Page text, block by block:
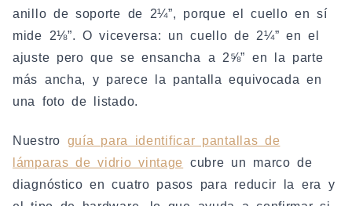
anillo de soporte de 2¼”, porque el cuello en sí
mide 2⅛”. O viceversa: un cuello de 2¼” en el
ajuste pero que se ensancha a 2⅝” en la parte
más ancha, y parece la pantalla equivocada en
una foto de listado.
Nuestro guía para identificar pantallas de
lámparas de vidrio vintage
cubre un marco de
diagnóstico en cuatro pasos para reducir la era y